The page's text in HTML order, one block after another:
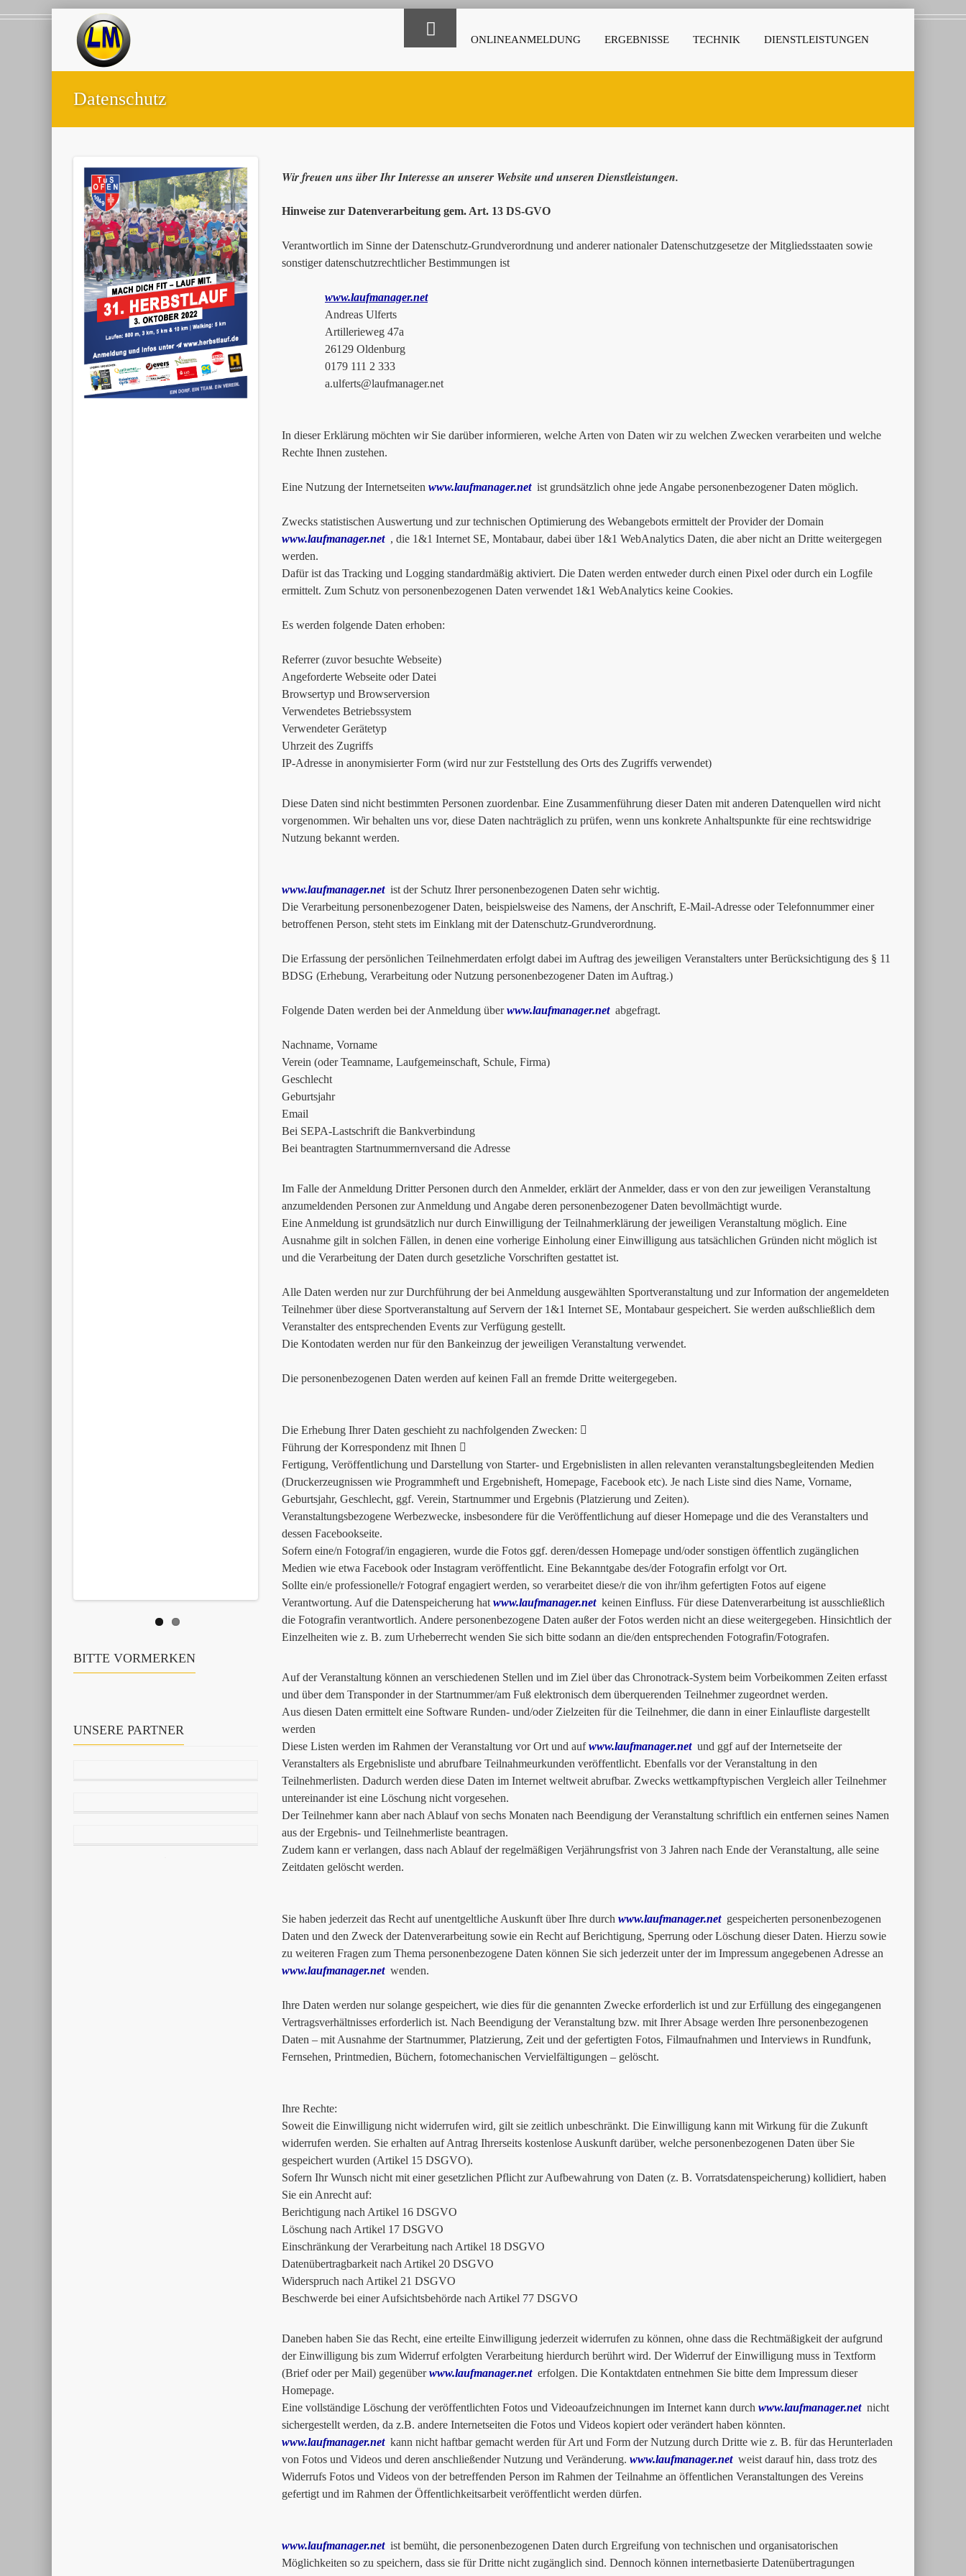
ONLINEANMELDUNG ERGEBNISSE TECHNIK DIENSTLEISTUNGEN
Datenschutz
BITTE VORMERKEN
UNSERE PARTNER
Wir freuen uns über Ihr Interesse an unserer Website und unseren Dienstleistungen.
Hinweise zur Datenverarbeitung gem. Art. 13 DS-GVO
Verantwortlich im Sinne der Datenschutz-Grundverordnung und anderer nationaler Datenschutzgesetze der Mitgliedsstaaten sowie
sonstiger datenschutzrechtlicher Bestimmungen ist
www.laufmanager.net
Andreas Ulferts
Artillerieweg 47a
26129 Oldenburg
0179 111 2 333
a.ulferts@laufmanager.net
In dieser Erklärung möchten wir Sie darüber informieren, welche Arten von Daten wir zu welchen Zwecken verarbeiten und welche
Rechte Ihnen zustehen.
Eine Nutzung der Internetseiten www.laufmanager.netist grundsätzlich ohne jede Angabe personenbezogener Daten möglich.
Zwecks statistischen Auswertung und zur technischen Optimierung des Webangebots ermittelt der Provider der Domain
www.laufmanager.net, die 1&1 Internet SE, Montabaur, dabei über 1&1 WebAnalytics Daten, die aber nicht an Dritte weitergegen
werden.
Dafür ist das Tracking und Logging standardmäßig aktiviert. Die Daten werden entweder durch einen Pixel oder durch ein Logfile
ermittelt. Zum Schutz von personenbezogenen Daten verwendet 1&1 WebAnalytics keine Cookies.
Es werden folgende Daten erhoben:
Referrer (zuvor besuchte Webseite)
Angeforderte Webseite oder Datei
Browsertyp und Browserversion
Verwendetes Betriebssystem
Verwendeter Gerätetyp
Uhrzeit des Zugriffs
IP-Adresse in anonymisierter Form (wird nur zur Feststellung des Orts des Zugriffs verwendet)
Diese Daten sind nicht bestimmten Personen zuordenbar. Eine Zusammenführung dieser Daten mit anderen Datenquellen wird nicht
vorgenommen. Wir behalten uns vor, diese Daten nachträglich zu prüfen, wenn uns konkrete Anhaltspunkte für eine rechtswidrige
Nutzung bekannt werden.
www.laufmanager.netist der Schutz Ihrer personenbezogenen Daten sehr wichtig.
Die Verarbeitung personenbezogener Daten, beispielsweise des Namens, der Anschrift, E-Mail-Adresse oder Telefonnummer einer
betroffenen Person, steht stets im Einklang mit der Datenschutz-Grundverordnung.
Die Erfassung der persönlichen Teilnehmerdaten erfolgt dabei im Auftrag des jeweiligen Veranstalters unter Berücksichtigung des § 11
BDSG (Erhebung, Verarbeitung oder Nutzung personenbezogener Daten im Auftrag.)
Folgende Daten werden bei der Anmeldung überwww.laufmanager.netabgefragt.
Nachname, Vorname
Verein (oder Teamname, Laufgemeinschaft, Schule, Firma)
Geschlecht
Geburtsjahr
Email
Bei SEPA-Lastschrift die Bankverbindung
Bei beantragten Startnummernversand die Adresse
Im Falle der Anmeldung Dritter Personen durch den Anmelder, erklärt der Anmelder, dass er von den zur jeweiligen Veranstaltung
anzumeldenden Personen zur Anmeldung und Angabe deren personenbezogener Daten bevollmächtigt wurde.
Eine Anmeldung ist grundsätzlich nur durch Einwilligung der Teilnahmerklärung der jeweiligen Veranstaltung möglich. Eine
Ausnahme gilt in solchen Fällen, in denen eine vorherige Einholung einer Einwilligung aus tatsächlichen Gründen nicht möglich ist
und die Verarbeitung der Daten durch gesetzliche Vorschriften gestattet ist.
Alle Daten werden nur zur Durchführung der bei Anmeldung ausgewählten Sportveranstaltung und zur Information der angemeldeten
Teilnehmer über diese Sportveranstaltung auf Servern der 1&1 Internet SE, Montabaur gespeichert. Sie werden außschließlich dem
Veranstalter des entsprechenden Events zur Verfügung gestellt.
Die Kontodaten werden nur für den Bankeinzug der jeweiligen Veranstaltung verwendet.
Die personenbezogenen Daten werden auf keinen Fall an fremde Dritte weitergegeben.
Die Erhebung Ihrer Daten geschieht zu nachfolgenden Zwecken: 
Führung der Korrespondenz mit Ihnen 
Fertigung, Veröffentlichung und Darstellung von Starter- und Ergebnislisten in allen relevanten veranstaltungsbegleitenden Medien
(Druckerzeugnissen wie Programmheft und Ergebnisheft, Homepage, Facebook etc). Je nach Liste sind dies Name, Vorname,
Geburtsjahr, Geschlecht, ggf. Verein, Startnummer und Ergebnis (Platzierung und Zeiten).
Veranstaltungsbezogene Werbezwecke, insbesondere für die Veröffentlichung auf dieser Homepage und die des Veranstalters und
dessen Facebookseite.
Sofern eine/n Fotograf/in engagieren, wurde die Fotos ggf. deren/dessen Homepage und/oder sonstigen öffentlich zugänglichen
Medien wie etwa Facebook oder Instagram veröffentlicht. Eine Bekanntgabe des/der Fotografin erfolgt vor Ort.
Sollte ein/e professionelle/r Fotograf engagiert werden, so verarbeitet diese/r die von ihr/ihm gefertigten Fotos auf eigene
Verantwortung. Auf die Datenspeicherung hat www.laufmanager.netkeinen Einfluss. Für diese Datenverarbeitung ist ausschließlich
die Fotografin verantwortlich. Andere personenbezogene Daten außer der Fotos werden nicht an diese weitergegeben. Hinsichtlich der
Einzelheiten wie z. B. zum Urheberrecht wenden Sie sich bitte sodann an die/den entsprechenden Fotografin/Fotografen.
Auf der Veranstaltung können an verschiedenen Stellen und im Ziel über das Chronotrack-System beim Vorbeikommen Zeiten erfasst
und über dem Transponder in der Startnummer/am Fuß elektronisch dem überquerenden Teilnehmer zugeordnet werden.
Aus diesen Daten ermittelt eine Software Runden- und/oder Zielzeiten für die Teilnehmer, die dann in einer Einlaufliste dargestellt
werden
Diese Listen werden im Rahmen der Veranstaltung vor Ort und aufwww.laufmanager.netund ggf auf der Internetseite der
Veranstalters als Ergebnisliste und abrufbare Teilnahmeurkunden veröffentlicht. Ebenfalls vor der Veranstaltung in den
Teilnehmerlisten. Dadurch werden diese Daten im Internet weltweit abrufbar. Zwecks wettkampftypischen Vergleich aller Teilnehmer
untereinander ist eine Löschung nicht vorgesehen.
Der Teilnehmer kann aber nach Ablauf von sechs Monaten nach Beendigung der Veranstaltung schriftlich ein entfernen seines Namen
aus der Ergebnis- und Teilnehmerliste beantragen.
Zudem kann er verlangen, dass nach Ablauf der regelmäßigen Verjährungsfrist von 3 Jahren nach Ende der Veranstaltung, alle seine
Zeitdaten gelöscht werden.
Sie haben jederzeit das Recht auf unentgeltliche Auskunft über Ihre durch www.laufmanager.netgespeicherten personenbezogenen
Daten und den Zweck der Datenverarbeitung sowie ein Recht auf Berichtigung, Sperrung oder Löschung dieser Daten. Hierzu sowie
zu weiteren Fragen zum Thema personenbezogene Daten können Sie sich jederzeit unter der im Impressum angegebenen Adresse an
www.laufmanager.netwenden.
Ihre Daten werden nur solange gespeichert, wie dies für die genannten Zwecke erforderlich ist und zur Erfüllung des eingegangenen
Vertragsverhältnisses erforderlich ist. Nach Beendigung der Veranstaltung bzw. mit Ihrer Absage werden Ihre personenbezogenen
Daten – mit Ausnahme der Startnummer, Platzierung, Zeit und der gefertigten Fotos, Filmaufnahmen und Interviews in Rundfunk,
Fernsehen, Printmedien, Büchern, fotomechanischen Vervielfältigungen – gelöscht.
Ihre Rechte:
Soweit die Einwilligung nicht widerrufen wird, gilt sie zeitlich unbeschränkt. Die Einwilligung kann mit Wirkung für die Zukunft
widerrufen werden. Sie erhalten auf Antrag Ihrerseits kostenlose Auskunft darüber, welche personenbezogenen Daten über Sie
gespeichert wurden (Artikel 15 DSGVO).
Sofern Ihr Wunsch nicht mit einer gesetzlichen Pflicht zur Aufbewahrung von Daten (z. B. Vorratsdatenspeicherung) kollidiert, haben
Sie ein Anrecht auf:
Berichtigung nach Artikel 16 DSGVO
Löschung nach Artikel 17 DSGVO
Einschränkung der Verarbeitung nach Artikel 18 DSGVO
Datenübertragbarkeit nach Artikel 20 DSGVO
Widerspruch nach Artikel 21 DSGVO
Beschwerde bei einer Aufsichtsbehörde nach Artikel 77 DSGVO
Daneben haben Sie das Recht, eine erteilte Einwilligung jederzeit widerrufen zu können, ohne dass die Rechtmäßigkeit der aufgrund
der Einwilligung bis zum Widerruf erfolgten Verarbeitung hierdurch berührt wird. Der Widerruf der Einwilligung muss in Textform
(Brief oder per Mail) gegenüberwww.laufmanager.neterfolgen. Die Kontaktdaten entnehmen Sie bitte dem Impressum dieser
Homepage.
Eine vollständige Löschung der veröffentlichten Fotos und Videoaufzeichnungen im Internet kann durch www.laufmanager.netnicht
sichergestellt werden, da z.B. andere Internetseiten die Fotos und Videos kopiert oder verändert haben könnten.
www.laufmanager.netkann nicht haftbar gemacht werden für Art und Form der Nutzung durch Dritte wie z. B. für das Herunterladen
von Fotos und Videos und deren anschließender Nutzung und Veränderung. www.laufmanager.netweist darauf hin, dass trotz des
Widerrufs Fotos und Videos von der betreffenden Person im Rahmen der Teilnahme an öffentlichen Veranstaltungen des Vereins
gefertigt und im Rahmen der Öffentlichkeitsarbeit veröffentlicht werden dürfen.
www.laufmanager.netist bemüht, die personenbezogenen Daten durch Ergreifung von technischen und organisatorischen
Möglichkeiten so zu speichern, dass sie für Dritte nicht zugänglich sind. Dennoch können internetbasierte Datenübertragungen